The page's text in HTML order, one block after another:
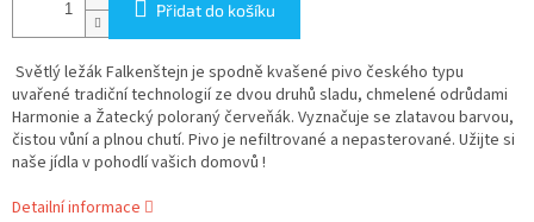
Přidat do košíku
Světlý ležák Falkenštejn je spodně kvašené pivo českého typu
uvařené tradiční technologií ze dvou druhů sladu, chmelené odrůdami
Harmonie a Žatecký poloraný červeňák. Vyznačuje se zlatavou barvou,
čistou vůní a plnou chutí. Pivo je nefiltrované a nepasterované. Užijte si
naše jídla v pohodlí vašich domovů !
Detailní informace